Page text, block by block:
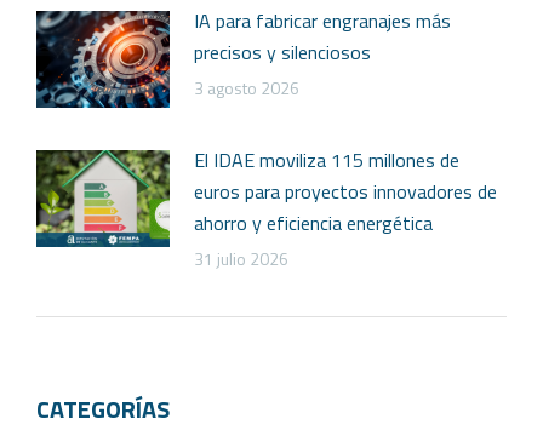
IA para fabricar engranajes más
precisos y silenciosos
3 agosto 2026
El IDAE moviliza 115 millones de
euros para proyectos innovadores de
ahorro y eficiencia energética
31 julio 2026
CATEGORÍAS